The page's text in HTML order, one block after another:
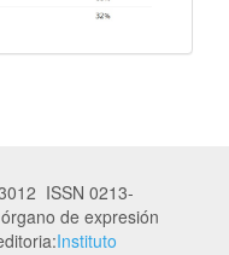
ISSN 0213-
de expresión
Instituto